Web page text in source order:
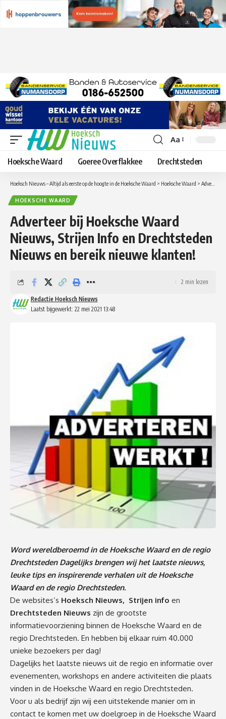
Lettergrootte
aanpassen
Aa
Hoeksche Waard Goeree Overflakkee Drechtsteden
Hoeksch Nieuws – Altijd als eerste op de hoogte in de Hoeksche Waard > Hoeksche Waard > Adverteer bij Hoeksche Waard Nieuws, Strijen Info en Drechtsteden Nieuws en bereik nieuwe klanten!
HOEKSCHE WAARD
Adverteer bij Hoeksche Waard
Nieuws, Strijen Info en Drechtsteden
Nieuws en bereik nieuwe klanten!
Laatst bijgewerkt: 22 mei 2021 13:48
Redactie Hoeksch Nieuws
2 min lezen
Word wereldberoemd in de Hoeksche Waard en de regio
Drechtsteden Dagelijks brengen wij het laatste nieuws,
leuke tips en inspirerende verhalen uit de Hoeksche
Waard en de regio Drechtsteden.
De websites’s Hoeksch Nieuws, Strijen info en
Drechtsteden Nieuws zijn de grootste
informatievoorziening binnen de Hoeksche Waard en de
regio Drechtsteden. En hebben bij elkaar ruim 40.000
unieke bezoekers per dag!
Dagelijks het laatste nieuws uit de regio en informatie over
evenementen, workshops en andere activiteiten die plaats
vinden in de Hoeksche Waard en regio Drechtsteden.
Voor u als bedrijf zijn wij een uitstekende manier om in
contact te komen met uw doelgroep in de Hoeksche Waard